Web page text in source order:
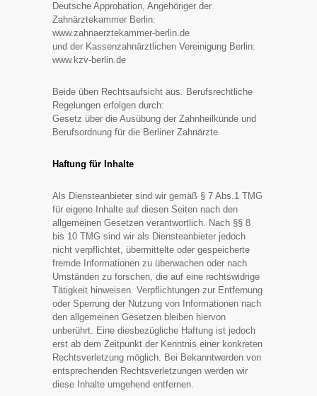
Deutsche Approbation, Angehöriger der
Zahnärztekammer Berlin:
www.zahnaerztekammer-berlin.de
und der Kassenzahnärztlichen Vereinigung Berlin:
www.kzv-berlin.de
Beide üben Rechtsaufsicht aus. Berufsrechtliche
Regelungen erfolgen durch:
Gesetz über die Ausübung der Zahnheilkunde und
Berufsordnung für die Berliner Zahnärzte
Haftung für Inhalte
Als Diensteanbieter sind wir gemäß § 7 Abs.1 TMG
für eigene Inhalte auf diesen Seiten nach den
allgemeinen Gesetzen verantwortlich. Nach §§ 8
bis 10 TMG sind wir als Diensteanbieter jedoch
nicht verpflichtet, übermittelte oder gespeicherte
fremde Informationen zu überwachen oder nach
Umständen zu forschen, die auf eine rechtswidrige
Tätigkeit hinweisen. Verpflichtungen zur Entfernung
oder Sperrung der Nutzung von Informationen nach
den allgemeinen Gesetzen bleiben hiervon
unberührt. Eine diesbezügliche Haftung ist jedoch
erst ab dem Zeitpunkt der Kenntnis einer konkreten
Rechtsverletzung möglich. Bei Bekanntwerden von
entsprechenden Rechtsverletzungen werden wir
diese Inhalte umgehend entfernen.